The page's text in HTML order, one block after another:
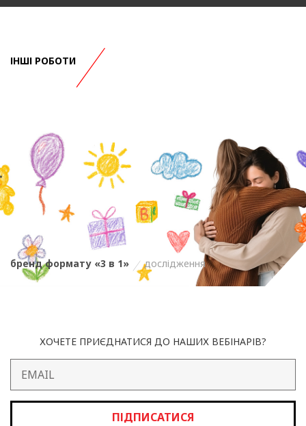
ІНШІ РОБОТИ
бренд формату «3 в 1» дослідження
ХОЧЕТЕ ПРИЄДНАТИСЯ ДО НАШИХ ВЕБІНАРІВ?
ПІДПИСАТИСЯ